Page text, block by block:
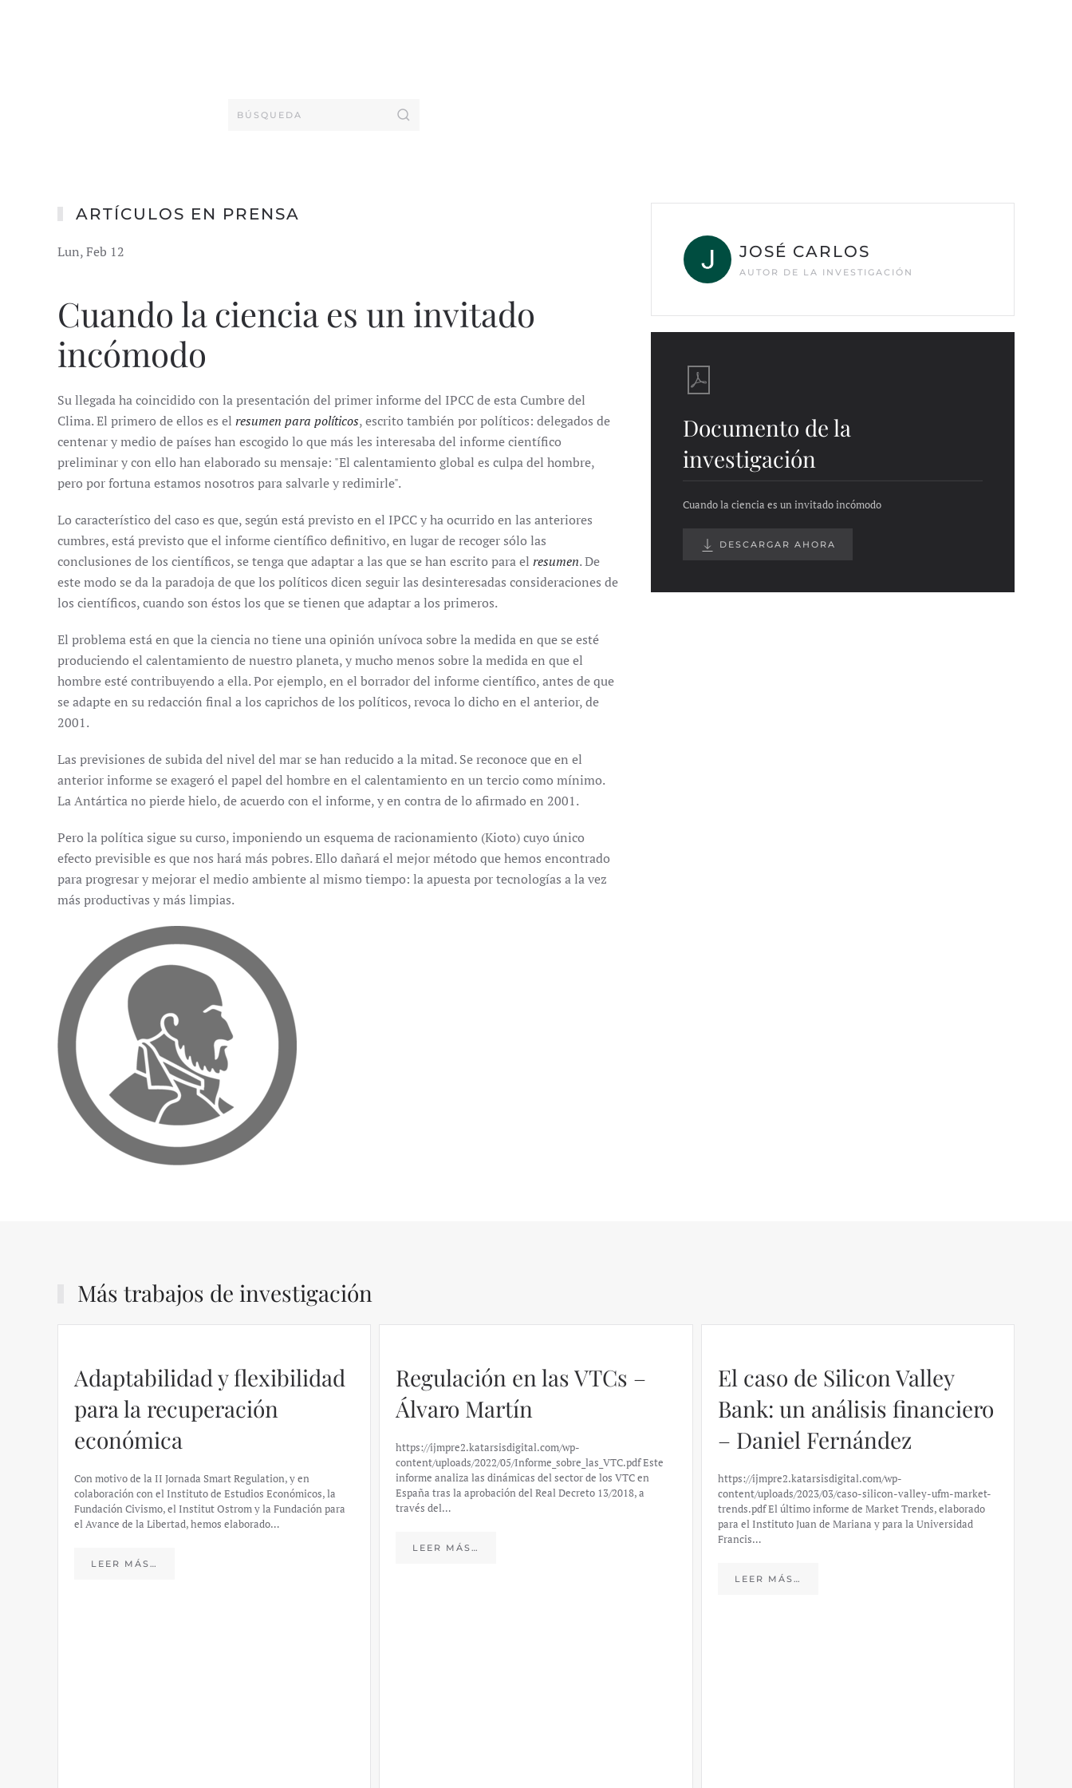
ARTÍCULOS EN PRENSA
Lun, Feb 12
Cuando la ciencia es un invitado
incómodo
Su llegada ha coincidido con la presentación del primer informe del IPCC de esta Cumbre del
Clima. El primero de ellos es el resumen para políticos, escrito también por políticos: delegados de
centenar y medio de países han escogido lo que más les interesaba del informe científico
preliminar y con ello han elaborado su mensaje: "El calentamiento global es culpa del hombre,
pero por fortuna estamos nosotros para salvarle y redimirle".
Lo característico del caso es que, según está previsto en el IPCC y ha ocurrido en las anteriores
cumbres, está previsto que el informe científico definitivo, en lugar de recoger sólo las
conclusiones de los científicos, se tenga que adaptar a las que se han escrito para el resumen. De
este modo se da la paradoja de que los políticos dicen seguir las desinteresadas consideraciones de
los científicos, cuando son éstos los que se tienen que adaptar a los primeros.
El problema está en que la ciencia no tiene una opinión unívoca sobre la medida en que se esté
produciendo el calentamiento de nuestro planeta, y mucho menos sobre la medida en que el
hombre esté contribuyendo a ella. Por ejemplo, en el borrador del informe científico, antes de que
se adapte en su redacción final a los caprichos de los políticos, revoca lo dicho en el anterior, de
2001.
Las previsiones de subida del nivel del mar se han reducido a la mitad. Se reconoce que en el
anterior informe se exageró el papel del hombre en el calentamiento en un tercio como mínimo.
La Antártica no pierde hielo, de acuerdo con el informe, y en contra de lo afirmado en 2001.
Pero la política sigue su curso, imponiendo un esquema de racionamiento (Kioto) cuyo único
efecto previsible es que nos hará más pobres. Ello dañará el mejor método que hemos encontrado
para progresar y mejorar el medio ambiente al mismo tiempo: la apuesta por tecnologías a la vez
más productivas y más limpias.
JOSÉ CARLOS
AUTOR DE LA INVESTIGACIÓN
Documento de la
investigación
Cuando la ciencia es un invitado incómodo
DESCARGAR AHORA
Más trabajos de investigación
Adaptabilidad y flexibilidad
para la recuperación
económica
Con motivo de la II Jornada Smart Regulation, y en
colaboración con el Instituto de Estudios Económicos, la
Fundación Civismo, el Institut Ostrom y la Fundación para
el Avance de la Libertad, hemos elaborado…
LEER MÁS…
Regulación en las VTCs –
Álvaro Martín
https://ijmpre2.katarsisdigital.com/wp-
content/uploads/2022/05/Informe_sobre_las_VTC.pdf Este
informe analiza las dinámicas del sector de los VTC en
España tras la aprobación del Real Decreto 13/2018, a
través del…
LEER MÁS…
El caso de Silicon Valley
Bank: un análisis financiero
– Daniel Fernández
https://ijmpre2.katarsisdigital.com/wp-
content/uploads/2023/03/caso-silicon-valley-ufm-market-
trends.pdf El último informe de Market Trends, elaborado
para el Instituto Juan de Mariana y para la Universidad
Francis…
LEER MÁS…